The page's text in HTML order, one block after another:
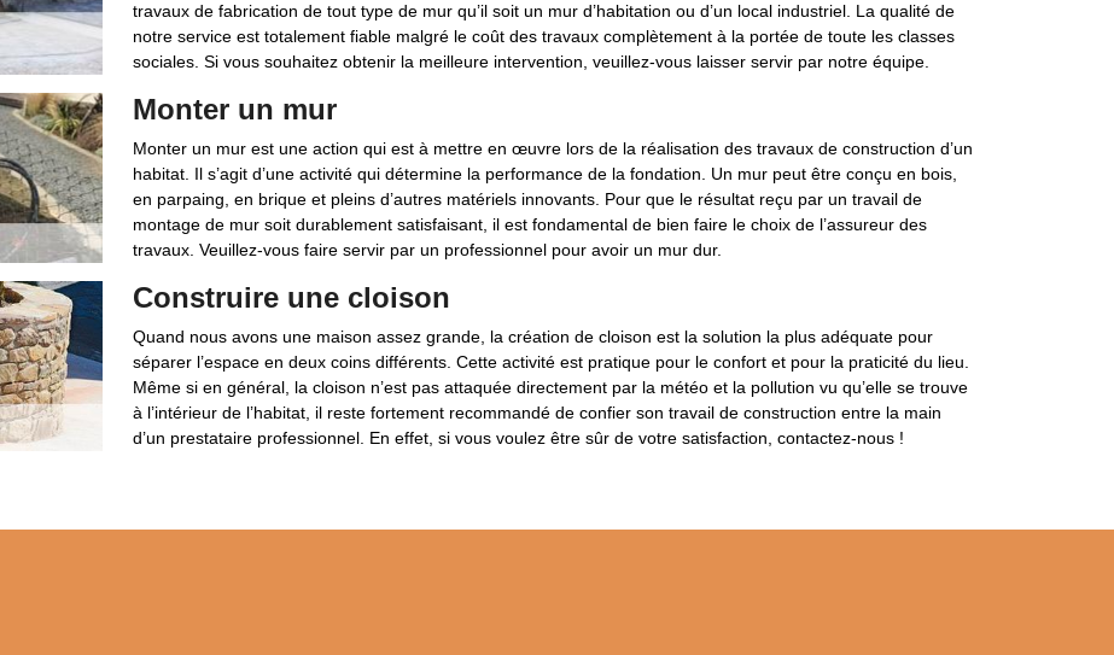
travaux de fabrication de tout type de mur qu’il soit un mur d’habitation ou d’un local industriel. La qualité de
notre service est totalement fiable malgré le coût des travaux complètement à la portée de toute les classes
sociales. Si vous souhaitez obtenir la meilleure intervention, veuillez-vous laisser servir par notre équipe.
Monter un mur
Monter un mur est une action qui est à mettre en œuvre lors de la réalisation des travaux de construction d’un
habitat. Il s’agit d’une activité qui détermine la performance de la fondation. Un mur peut être conçu en bois,
en parpaing, en brique et pleins d’autres matériels innovants. Pour que le résultat reçu par un travail de
montage de mur soit durablement satisfaisant, il est fondamental de bien faire le choix de l’assureur des
travaux. Veuillez-vous faire servir par un professionnel pour avoir un mur dur.
Construire une cloison
Quand nous avons une maison assez grande, la création de cloison est la solution la plus adéquate pour
séparer l’espace en deux coins différents. Cette activité est pratique pour le confort et pour la praticité du lieu.
Même si en général, la cloison n’est pas attaquée directement par la météo et la pollution vu qu’elle se trouve
à l’intérieur de l’habitat, il reste fortement recommandé de confier son travail de construction entre la main
d’un prestataire professionnel. En effet, si vous voulez être sûr de votre satisfaction, contactez-nous !